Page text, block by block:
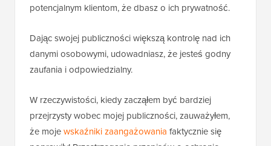
potencjalnym klientom, że dbasz o ich prywatność.
Dając swojej publiczności większą kontrolę nad ich
danymi osobowymi, udowadniasz, że jesteś godny
zaufania i odpowiedzialny.
W rzeczywistości, kiedy zacząłem być bardziej
przejrzysty wobec mojej publiczności, zauważyłem,
że mojewskaźniki zaangażowania faktycznie się